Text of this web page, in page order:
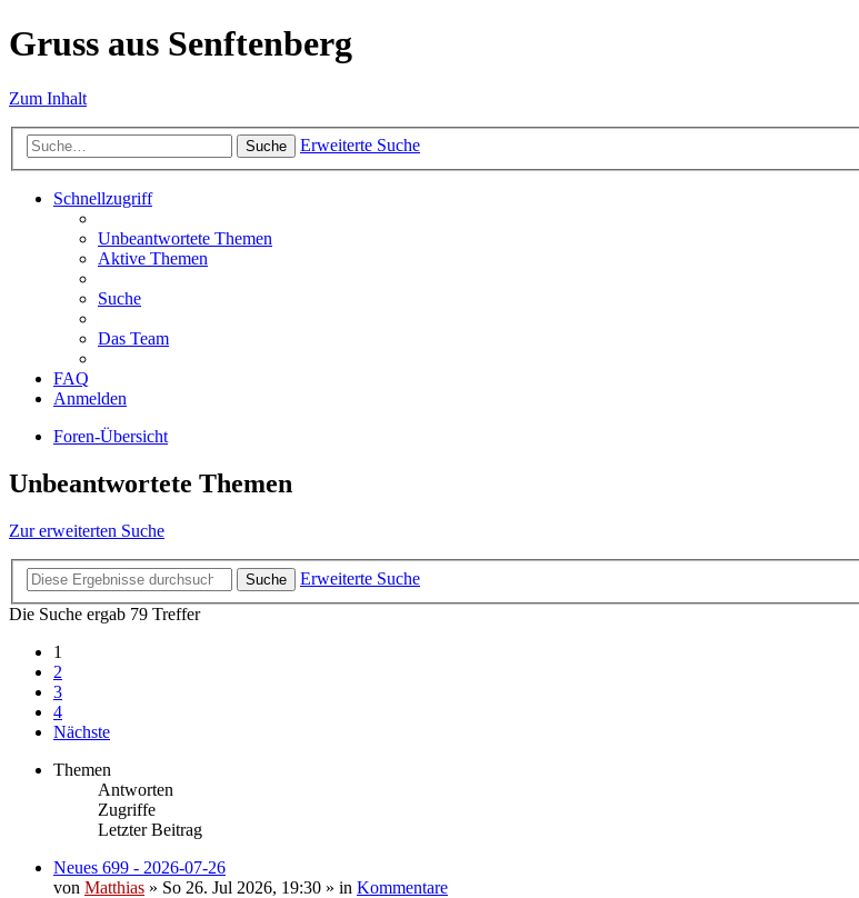
Gruss aus Senftenberg
Zum Inhalt
Suche Erweiterte Suche
Schnellzugriff
Unbeantwortete Themen
Aktive Themen
Suche
Das Team
FAQ
Anmelden
Foren-Übersicht
Unbeantwortete Themen
Zur erweiterten Suche
Suche
Erweiterte Suche
Die Suche ergab 79 Treffer
1
2
3
4
Nächste
Themen
Antworten
Zugriffe
Letzter Beitrag
Neues 699 - 2026-07-26
von Matthias » So 26. Jul 2026, 19:30 » in Kommentare